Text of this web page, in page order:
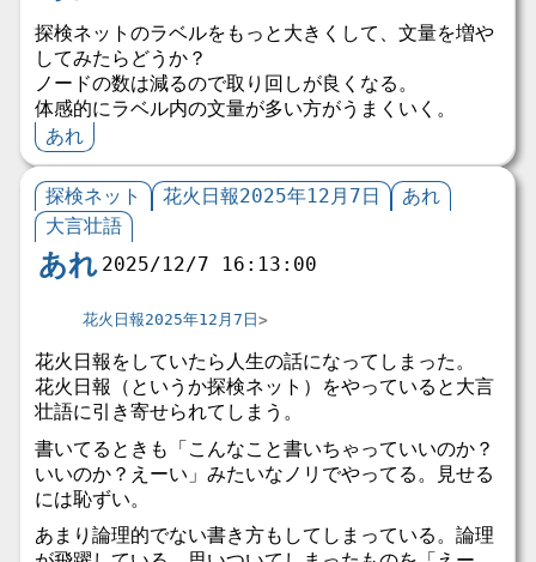
探検ネットのラベルをもっと大きくして、文量を増や
してみたらどうか？
ノードの数は減るので取り回しが良くなる。
体感的にラベル内の文量が多い方がうまくいく。
あれ
探検ネット 花火日報2025年12月7日
あれ
大言壮語
あれ 2025/12/7 16:13:00
花火日報2025年12月7日
花火日報をしていたら人生の話になってしまった。
花火日報（というか探検ネット）をやっていると大言
壮語に引き寄せられてしまう。
書いてるときも「こんなこと書いちゃっていいのか？
いいのか？えーい」みたいなノリでやってる。見せる
には恥ずい。
あまり論理的でない書き方もしてしまっている。論理